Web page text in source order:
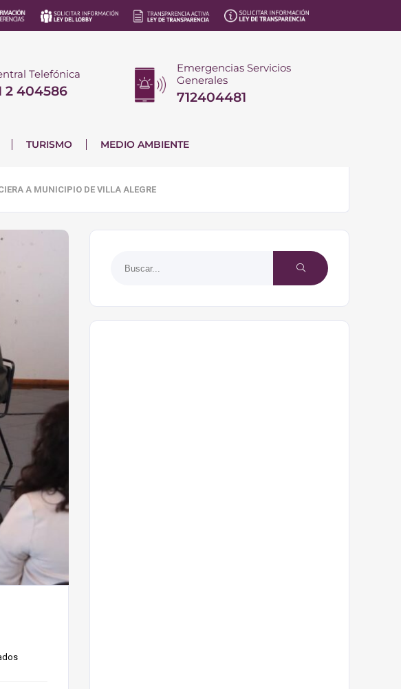
Telefónica
2 404586
Emergencias Servicios
Generales
712404481
TURISMO MEDIO AMBIENTE
A MUNICIPIO DE VILLA ALEGRE